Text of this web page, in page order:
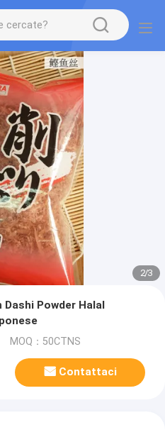
2/3
Powder Halal
MOQ：50CTNS
Contattaci